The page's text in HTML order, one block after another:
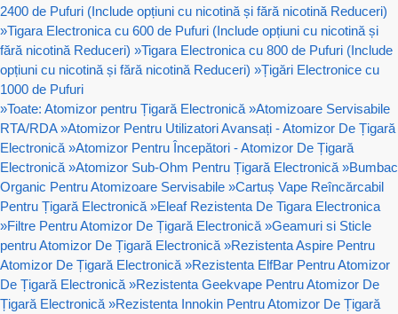
2400 de Pufuri (Include opțiuni cu nicotină și fără nicotină Reduceri)
»Tigara Electronica cu 600 de Pufuri (Include opțiuni cu nicotină și
fără nicotină Reduceri) »Tigara Electronica cu 800 de Pufuri (Include
opțiuni cu nicotină și fără nicotină Reduceri) »Țigări Electronice cu
1000 de Pufuri
»Toate: Atomizor pentru Țigară Electronică »Atomizoare Servisabile
RTA/RDA »Atomizor Pentru Utilizatori Avansați - Atomizor De Țigară
Electronică »Atomizor Pentru Începători - Atomizor De Țigară
Electronică »Atomizor Sub-Ohm Pentru Țigară Electronică »Bumbac
Organic Pentru Atomizoare Servisabile »Cartuș Vape Reîncărcabil
Pentru Țigară Electronică »Eleaf Rezistenta De Tigara Electronica
»Filtre Pentru Atomizor De Țigară Electronică »Geamuri si Sticle
pentru Atomizor De Țigară Electronică »Rezistenta Aspire Pentru
Atomizor De Țigară Electronică »Rezistenta ElfBar Pentru Atomizor
De Țigară Electronică »Rezistenta Geekvape Pentru Atomizor De
Țigară Electronică »Rezistenta Innokin Pentru Atomizor De Țigară